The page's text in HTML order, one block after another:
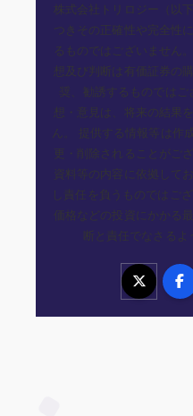
株式会社トリロジー（以
つきその正確性や完全性
るものではございません
想及び判断は有価証券の
奨、勧誘するものでは
想・意見は、将来の結果
ん。 提供する情報等は作
更・削除されることがご
資料等の内容に依拠して
し責任を負うものではご
価格などの投資にかかる
断と責任でなさるよ